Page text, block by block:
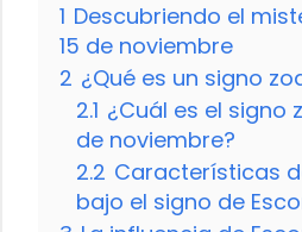
1 Descubriendo el
15 de noviembre
2 ¿Qué es un signo
2.1 ¿Cuál es el signo
de noviembre?
2.2 Características
bajo el signo de